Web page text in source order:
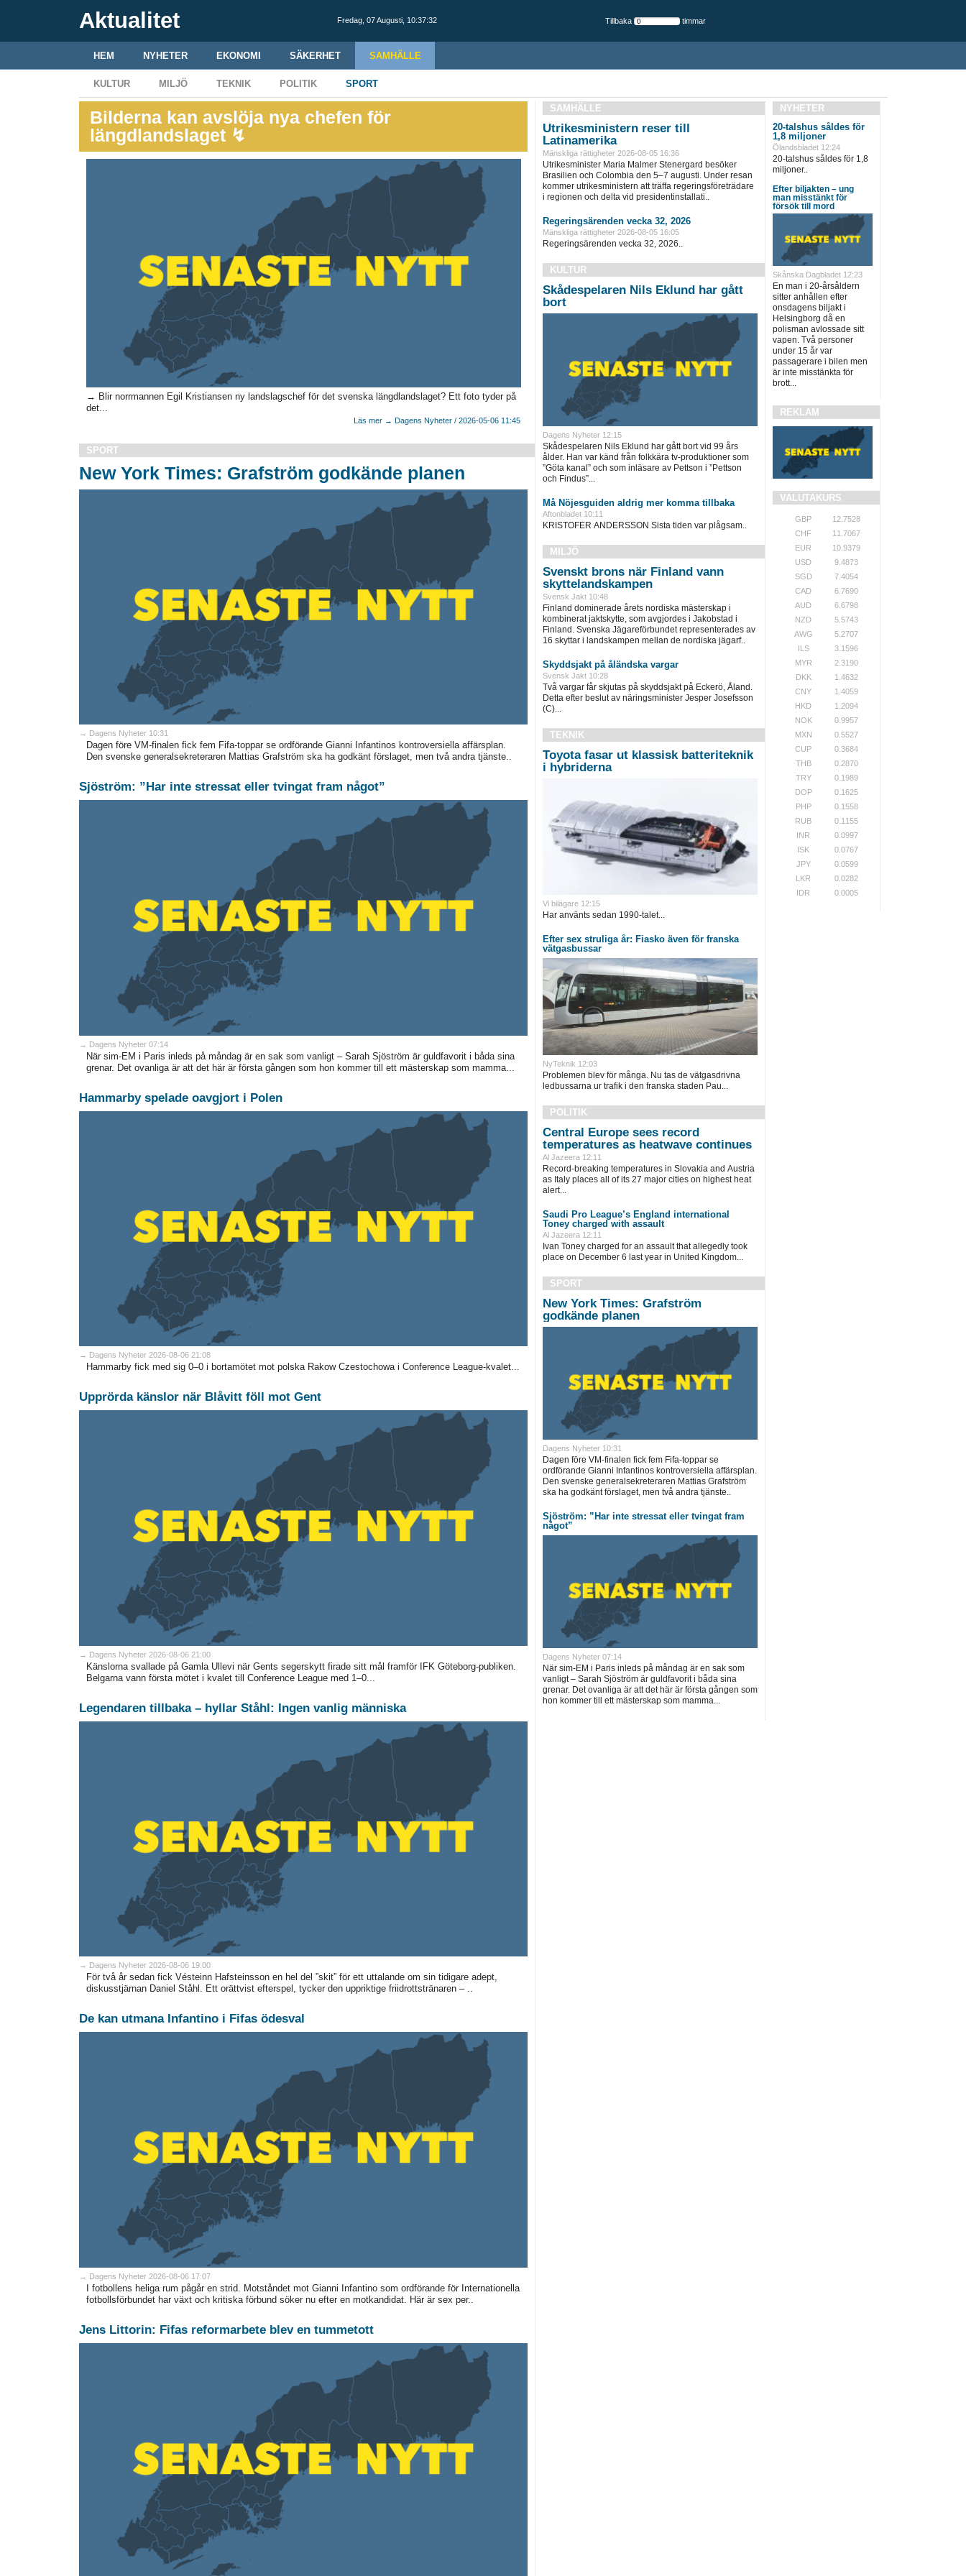
Aktualitet Fredag, 07 Augusti, 10:37:33 Tillbaka timmar
HEM NYHETER EKONOMI SÄKERHET SAMHÄLLE
KULTUR MILJÖ TEKNIK POLITIK SPORT
Bilderna kan avslöja nya chefen för
längdlandslaget ↯
→ Blir norrmannen Egil Kristiansen ny landslagschef för det svenska längdlandslaget? Ett foto tyder på
det...
Läs mer → Dagens Nyheter / 2026-05-06 11:45
SPORT
New York Times: Grafström godkände planen
→ Dagens Nyheter 10:31
Dagen före VM-finalen fick fem Fifa-toppar se ordförande Gianni Infantinos kontroversiella affärsplan.
Den svenske generalsekreteraren Mattias Grafström ska ha godkänt förslaget, men två andra tjänste..
Sjöström: ”Har inte stressat eller tvingat fram något”
→ Dagens Nyheter 07:14
När sim-EM i Paris inleds på måndag är en sak som vanligt – Sarah Sjöström är guldfavorit i båda sina
grenar. Det ovanliga är att det här är första gången som hon kommer till ett mästerskap som mamma...
Hammarby spelade oavgjort i Polen
→ Dagens Nyheter 2026-08-06 21:08
Hammarby fick med sig 0–0 i bortamötet mot polska Rakow Czestochowa i Conference League-kvalet...
Upprörda känslor när Blåvitt föll mot Gent
→ Dagens Nyheter 2026-08-06 21:00
Känslorna svallade på Gamla Ullevi när Gents segerskytt firade sitt mål framför IFK Göteborg-publiken.
Belgarna vann första mötet i kvalet till Conference League med 1–0...
Legendaren tillbaka – hyllar Ståhl: Ingen vanlig människa
→ Dagens Nyheter 2026-08-06 19:00
För två år sedan fick Vésteinn Hafsteinsson en hel del ”skit” för ett uttalande om sin tidigare adept,
diskusstjärnan Daniel Ståhl. Ett orättvist efterspel, tycker den uppriktige friidrottstränaren – ..
De kan utmana Infantino i Fifas ödesval
→ Dagens Nyheter 2026-08-06 17:07
I fotbollens heliga rum pågår en strid. Motståndet mot Gianni Infantino som ordförande för Internationella
fotbollsförbundet har växt och kritiska förbund söker nu efter en motkandidat. Här är sex per..
Jens Littorin: Fifas reformarbete blev en tummetott
SAMHÄLLE
Utrikesministern reser till
Latinamerika
Mänskliga rättigheter 2026-08-05 16:36
Utrikesminister Maria Malmer Stenergard besöker
Brasilien och Colombia den 5–7 augusti. Under resan
kommer utrikesministern att träffa regeringsföreträdare
i regionen och delta vid presidentinstallati..
Regeringsärenden vecka 32, 2026
Mänskliga rättigheter 2026-08-05 16:05
Regeringsärenden vecka 32, 2026..
KULTUR
Skådespelaren Nils Eklund har gått
bort
Dagens Nyheter 12:15
Skådespelaren Nils Eklund har gått bort vid 99 års
ålder. Han var känd från folkkära tv-produktioner som
”Göta kanal” och som inläsare av Pettson i ”Pettson
och Findus”...
Må Nöjesguiden aldrig mer komma tillbaka
Aftonbladet 10:11
KRISTOFER ANDERSSON Sista tiden var plågsam..
MILJÖ
Svenskt brons när Finland vann
skyttelandskampen
Svensk Jakt 10:48
Finland dominerade årets nordiska mästerskap i
kombinerat jaktskytte, som avgjordes i Jakobstad i
Finland. Svenska Jägareförbundet representerades av
16 skyttar i landskampen mellan de nordiska jägarf..
Skyddsjakt på åländska vargar
Svensk Jakt 10:28
Två vargar får skjutas på skyddsjakt på Eckerö, Åland.
Detta efter beslut av näringsminister Jesper Josefsson
(C)...
TEKNIK
Toyota fasar ut klassisk batteriteknik
i hybriderna
Vi bilägare 12:15
Har använts sedan 1990-talet...
Efter sex struliga år: Fiasko även för franska
vätgasbussar
NyTeknik 12:03
Problemen blev för många. Nu tas de vätgasdrivna
ledbussarna ur trafik i den franska staden Pau...
POLITIK
Central Europe sees record
temperatures as heatwave continues
Al Jazeera 12:11
Record-breaking temperatures in Slovakia and Austria
as Italy places all of its 27 major cities on highest heat
alert...
Saudi Pro League’s England international
Toney charged with assault
Al Jazeera 12:11
Ivan Toney charged for an assault that allegedly ​took
place on December 6 last year in United Kingdom...
SPORT
New York Times: Grafström
godkände planen
Dagens Nyheter 10:31
Dagen före VM-finalen fick fem Fifa-toppar se
ordförande Gianni Infantinos kontroversiella affärsplan.
Den svenske generalsekreteraren Mattias Grafström
ska ha godkänt förslaget, men två andra tjänste..
Sjöström: ”Har inte stressat eller tvingat fram
något”
Dagens Nyheter 07:14
När sim-EM i Paris inleds på måndag är en sak som
vanligt – Sarah Sjöström är guldfavorit i båda sina
grenar. Det ovanliga är att det här är första gången som
hon kommer till ett mästerskap som mamma...
NYHETER
20-talshus såldes för
1,8 miljoner
Ölandsbladet 12:24
20-talshus såldes för 1,8
miljoner..
Efter biljakten – ung
man misstänkt för
försök till mord
Skånska Dagbladet 12:23
En man i 20-årsåldern
sitter anhållen efter
onsdagens biljakt i
Helsingborg då en
polisman avlossade sitt
vapen. Två personer
under 15 år var
passagerare i bilen men
är inte misstänkta för
brott...
REKLAM
VALUTAKURS
GBP
12.7528
CHF
11.7067
EUR
10.9379
USD
9.4873
SGD
7.4054
CAD
6.7690
AUD
6.6798
NZD
5.5743
AWG
5.2707
ILS
3.1596
MYR
2.3190
DKK
1.4632
CNY
1.4059
HKD
1.2094
NOK
0.9957
MXN
0.5527
CUP
0.3684
THB
0.2870
TRY
0.1989
DOP
0.1625
PHP
0.1558
RUB
0.1155
INR
0.0997
ISK
0.0767
JPY
0.0599
LKR
0.0282
IDR
0.0005